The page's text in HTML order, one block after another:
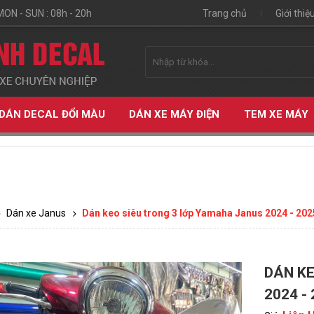
- SUN : 08h - 20h Trang chủ Giới thiệu
DÁN DECAL ĐỔI MÀU DÁN XE MÁY ĐIỆN TEM XE MÁY
Dán xe Janus Dán keo siêu trong 3 lớp Yamaha Janus 2024 -
DÁN
2024 -